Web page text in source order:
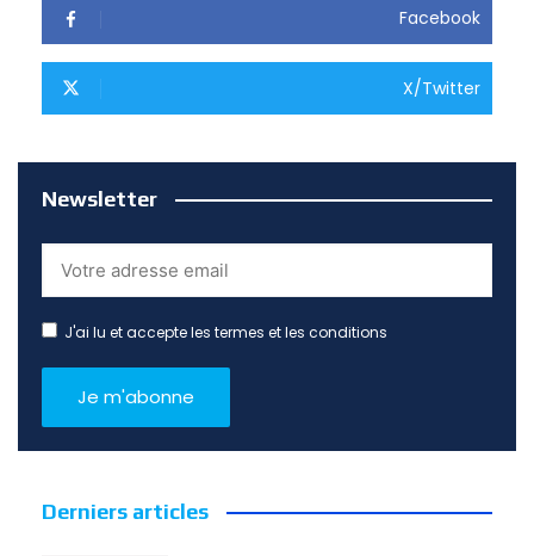
Facebook
X/Twitter
Newsletter
J'ai lu et accepte les termes et les conditions
Derniers articles